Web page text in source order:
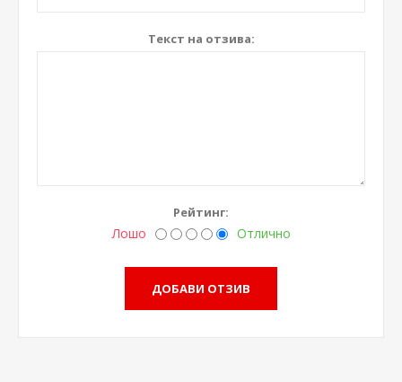
Текст на отзива:
Рейтинг:
Лошо Отлично